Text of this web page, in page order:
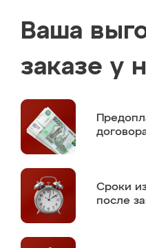
Ваша
заказе у
Сроки
после